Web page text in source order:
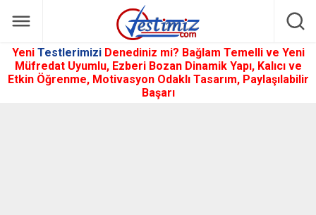
Yeni Testlerimizi Denediniz mi? Bağlam Temelli ve Yeni
Müfredat Uyumlu, Ezberi Bozan Dinamik Yapı, Kalıcı ve
Etkin Öğrenme, Motivasyon Odaklı Tasarım, Paylaşılabilir
Başarı